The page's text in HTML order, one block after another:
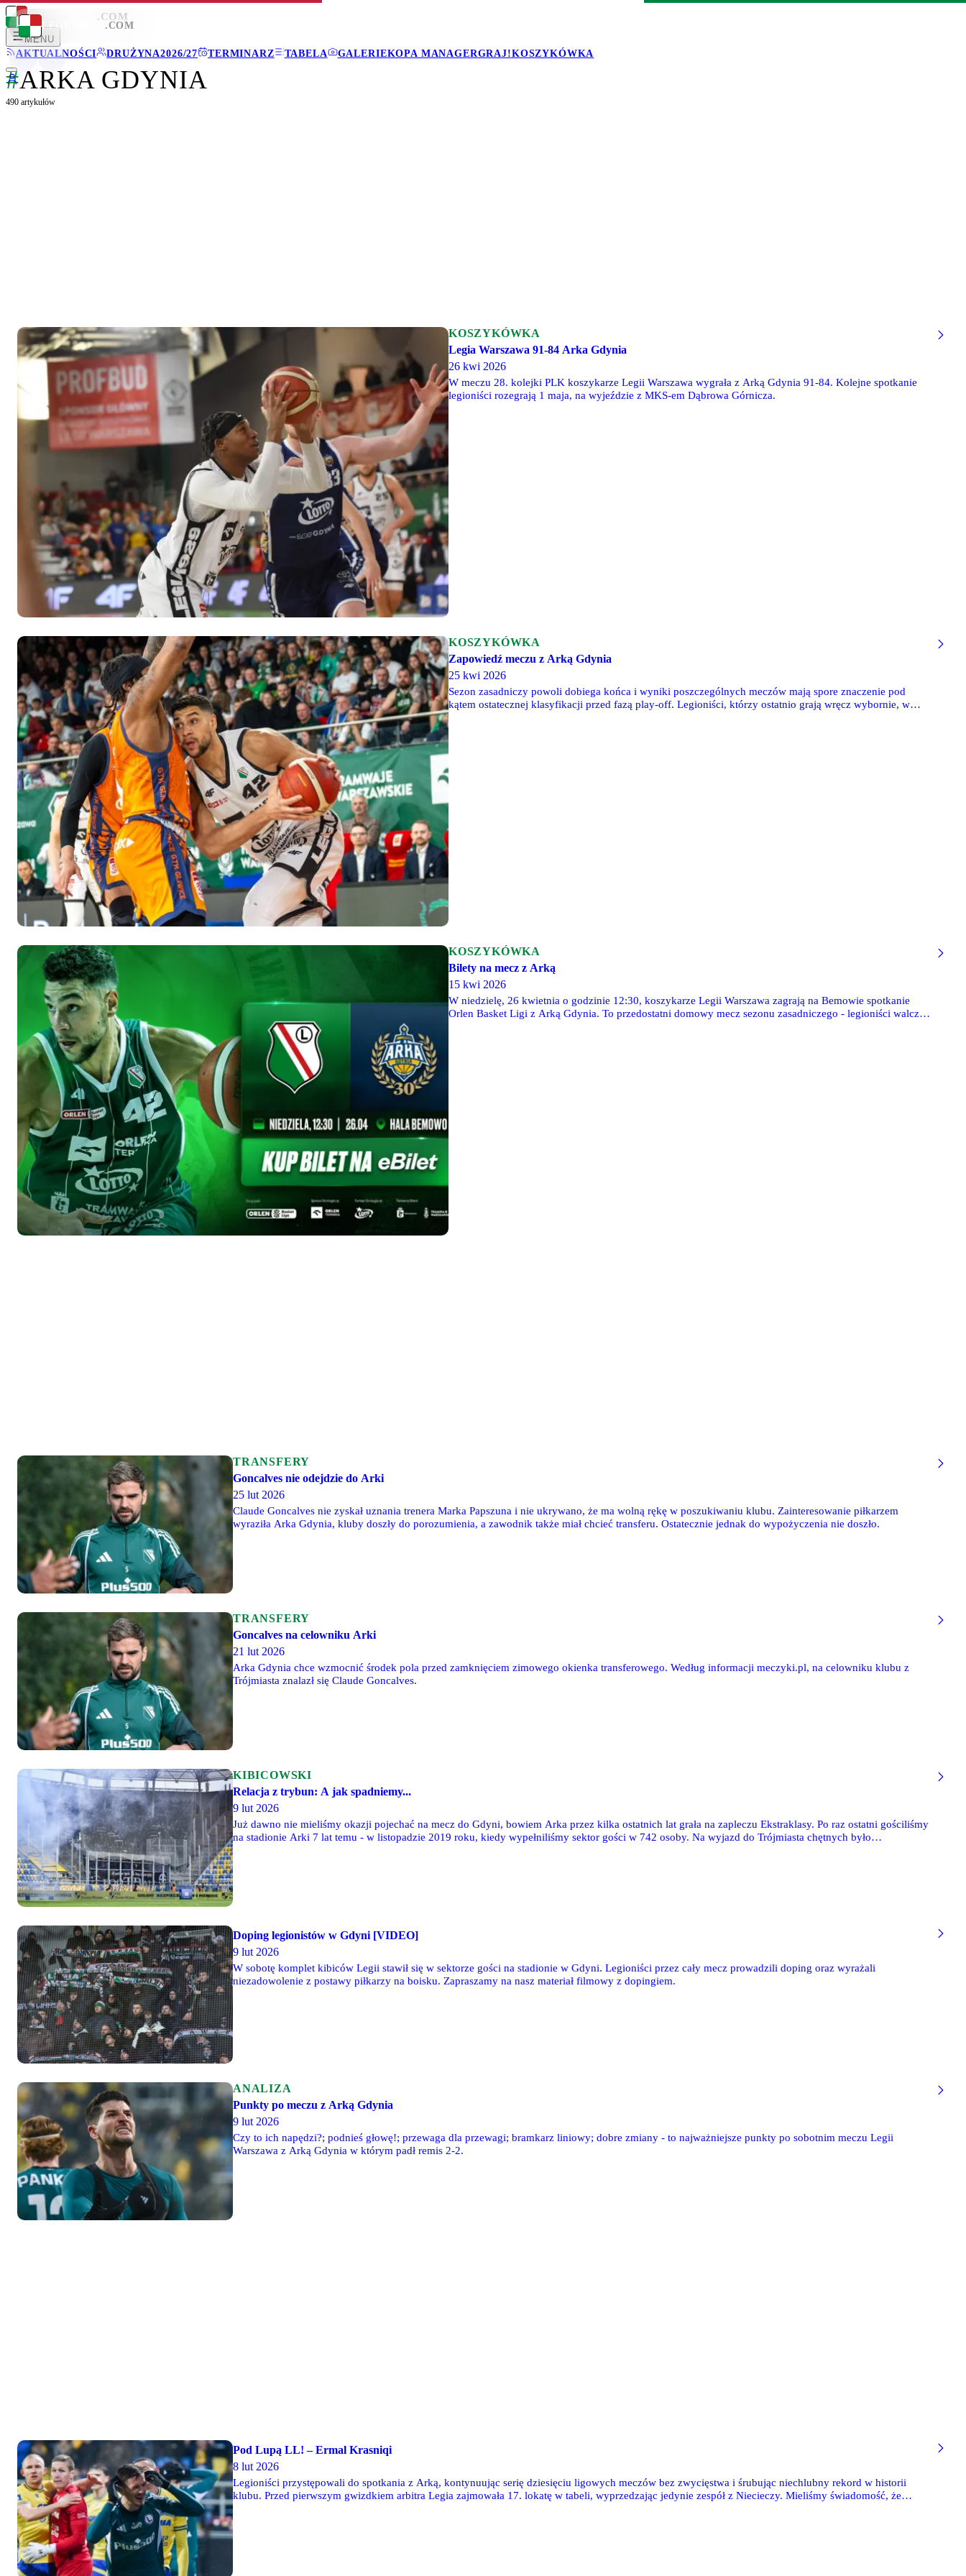
LEGIONISCI .COM
MENU
AKTUALNOŚCI
DRUŻYNA2026/27 TERMINARZ TABELA GALERIEKOPA MANAGERGRAJ!KOSZYKÓWKA
LEGIONISCI .COM
#ARKA GDYNIA
490 artykułów
KOSZYKÓWKA
Legia Warszawa 91-84 Arka Gdynia
26 kwi 2026
W meczu 28. kolejki PLK koszykarze Legii Warszawa wygrała z Arką Gdynia 91-84. Kolejne spotkanie
legioniści rozegrają 1 maja, na wyjeździe z MKS-em Dąbrowa Górnicza.
KOSZYKÓWKA
Zapowiedź meczu z Arką Gdynia
25 kwi 2026
Sezon zasadniczy powoli dobiega końca i wyniki poszczególnych meczów mają spore znaczenie pod
kątem ostatecznej klasyfikacji przed fazą play-off. Legioniści, którzy ostatnio grają wręcz wybornie, w
KOSZYKÓWKA
Bilety na mecz z Arką
15 kwi 2026
W niedzielę, 26 kwietnia o godzinie 12:30, koszykarze Legii Warszawa zagrają na Bemowie spotkanie
Orlen Basket Ligi z Arką Gdynia. To przedostatni domowy mecz sezonu zasadniczego - legioniści walczą
TRANSFERY
Goncalves nie odejdzie do Arki
25 lut 2026
Claude Goncalves nie zyskał uznania trenera Marka Papszuna i nie ukrywano, że ma wolną rękę w poszukiwaniu klubu. Zainteresowanie piłkarzem
wyraziła Arka Gdynia, kluby doszły do porozumienia, a zawodnik także miał chcieć transferu. Ostatecznie jednak do wypożyczenia nie doszło.
TRANSFERY
Goncalves na celowniku Arki
21 lut 2026
Arka Gdynia chce wzmocnić środek pola przed zamknięciem zimowego okienka transferowego. Według informacji meczyki.pl, na celowniku klubu z
Trójmiasta znalazł się Claude Goncalves.
KIBICOWSKI
Relacja z trybun: A jak spadniemy...
9 lut 2026
Już dawno nie mieliśmy okazji pojechać na mecz do Gdyni, bowiem Arka przez kilka ostatnich lat grała na zapleczu Ekstraklasy. Po raz ostatni gościliśmy
na stadionie Arki 7 lat temu - w listopadzie 2019 roku, kiedy wypełniliśmy sektor gości w 742 osoby. Na wyjazd do Trójmiasta chętnych było
Doping legionistów w Gdyni [VIDEO]
9 lut 2026
W sobotę komplet kibiców Legii stawił się w sektorze gości na stadionie w Gdyni. Legioniści przez cały mecz prowadzili doping oraz wyrażali
niezadowolenie z postawy piłkarzy na boisku. Zapraszamy na nasz materiał filmowy z dopingiem.
ANALIZA
Punkty po meczu z Arką Gdynia
9 lut 2026
Czy to ich napędzi?; podnieś głowę!; przewaga dla przewagi; bramkarz liniowy; dobre zmiany - to najważniejsze punkty po sobotnim meczu Legii
Warszawa z Arką Gdynia w którym padł remis 2-2.
Pod Lupą LL! – Ermal Krasniqi
8 lut 2026
Legioniści przystępowali do spotkania z Arką, kontynuując serię dziesięciu ligowych meczów bez zwycięstwa i śrubując niechlubny rekord w historii
klubu. Przed pierwszym gwizdkiem arbitra Legia zajmowała 17. lokatę w tabeli, wyprzedzając jedynie zespół z Niecieczy. Mieliśmy świadomość, że